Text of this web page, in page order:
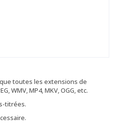
toutes les extensions de
WMV, MP4, MKV, OGG, etc.
titrées.